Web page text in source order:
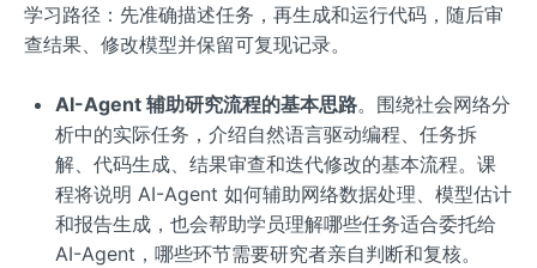
学习路径：先准确描述任务，再生成和运行代码，随后审
查结果、修改模型并保留可复现记录。
AI-Agent 辅助研究流程的基本思路。围绕社会网络分
析中的实际任务，介绍自然语言驱动编程、任务拆
解、代码生成、结果审查和迭代修改的基本流程。课
程将说明 AI-Agent 如何辅助网络数据处理、模型估计
和报告生成，也会帮助学员理解哪些任务适合委托给
AI-Agent，哪些环节需要研究者亲自判断和复核。